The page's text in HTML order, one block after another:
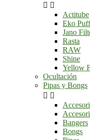
 
Actitube
Eko
Jano
Rasta
RAW
Shine
Yellow
Ocultación
Pipas y Bongs
 
Bangers
Bongs